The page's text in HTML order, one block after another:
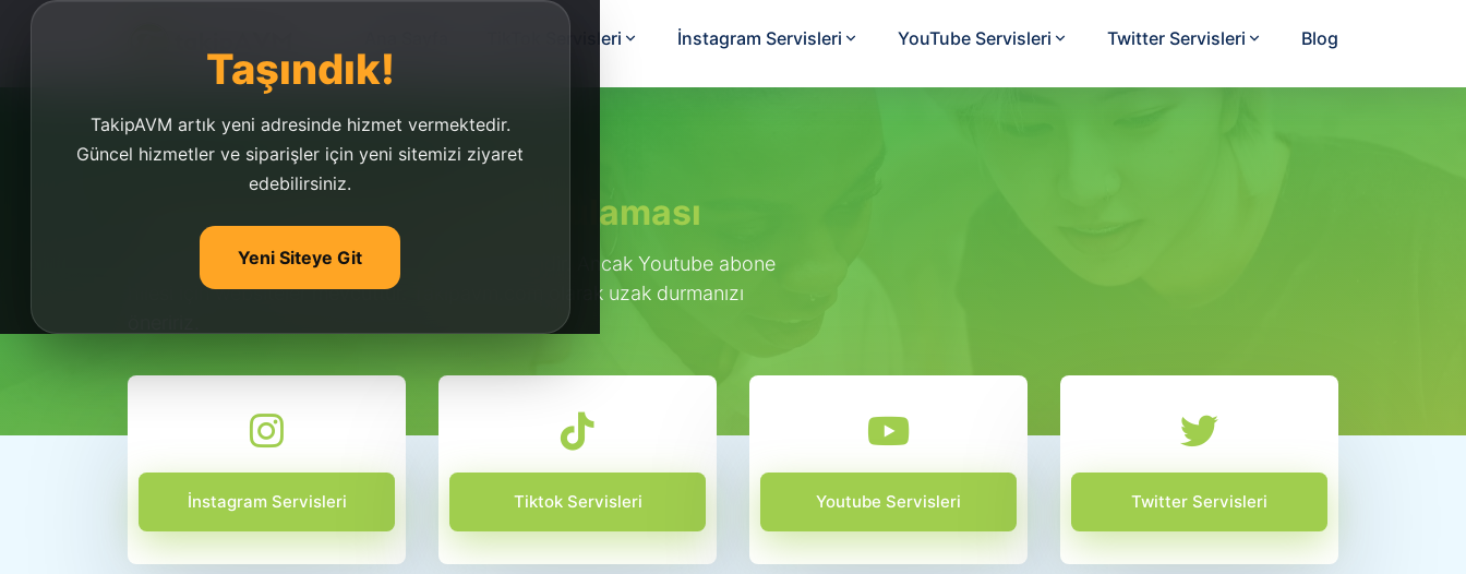
Taşındık!
TakipAVM artık yeni adresinde hizmet vermektedir.
Güncel hizmetler ve siparişler için yeni sitemizi ziyaret
edebilirsiniz.
Yeni Siteye Git
TikTok Servisleri İnstagram Servisleri YouTube Servisleri Twitter Servisleri Blog
Youtube Abone Hilesi Uygulaması
Youtube abone hilesi uygulaması mevcut değildir. Ancak Youtube abone
hilesi için websiteler mevcuttur. Takipavm.com olarak uzak durmanızı
İnstagram Servisleri Tiktok Servisleri Youtube Servisleri Twitter Servisleri